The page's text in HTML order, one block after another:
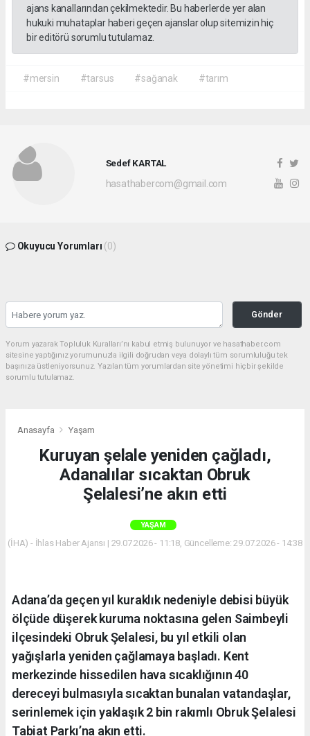
ajans kanallarından çekilmektedir. Bu haberlerde yer alan
hukuki muhataplar haberi geçen ajanslar olup sitemizin hiç
bir editörü sorumlu tutulamaz.
#mersin #tarsus #sağanak #tarım
Sedef KARTAL
hasathabercom@gmail.com
Okuyucu Yorumları (0)
Gönder
Yorum yazarak Topluluk Kuralları’nı kabul etmiş bulunuyor ve hasathaber.com
sitesine yaptığınız yorumunuzla ilgili doğrudan veya dolaylı tüm sorumluluğu tek
başınıza üstleniyorsunuz. Yazılan tüm yorumlardan site yönetimi hiçbir şekilde
sorumlu tutulamaz.
Anasayfa Yaşam
Kuruyan şelale yeniden çağladı,
Adanalılar sıcaktan Obruk
Şelalesi’ne akın etti
YAŞAM
(İHA) - İhlas Haber Ajansı | 29.07.2026 - 11:18, Güncelleme: 29.07.2026 - 14:38
Adana’da geçen yıl kuraklık nedeniyle debisi büyük
ölçüde düşerek kuruma noktasına gelen Saimbeyli
ilçesindeki Obruk Şelalesi, bu yıl etkili olan
yağışlarla yeniden çağlamaya başladı. Kent
merkezinde hissedilen hava sıcaklığının 40
dereceyi bulmasıyla sıcaktan bunalan vatandaşlar,
serinlemek için yaklaşık 2 bin rakımlı Obruk Şelalesi
Tabiat Parkı’na akın etti.